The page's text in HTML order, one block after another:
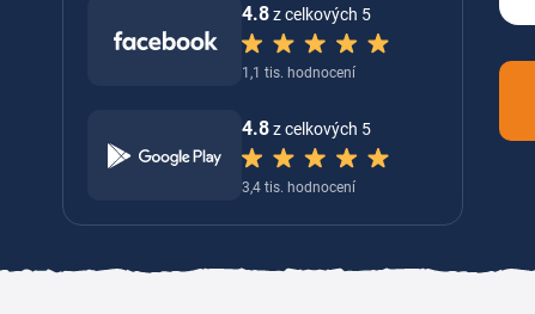
4.8z celkových 5
1,1 tis. hodnocení
4.8z celkových 5
3,4 tis. hodnocení